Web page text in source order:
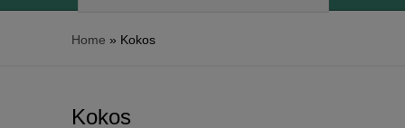
Home » Kokos
Kokos